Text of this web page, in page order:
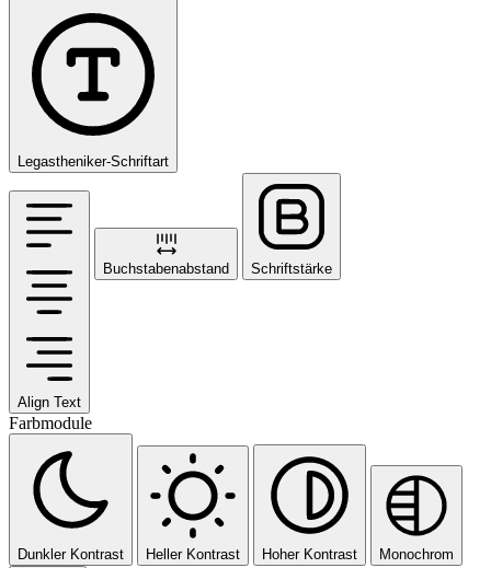
Legastheniker-Schriftart
Align Text
Buchstabenabstand Schriftstärke
Farbmodule
Dunkler Kontrast Heller Kontrast Hoher Kontrast Monochrom